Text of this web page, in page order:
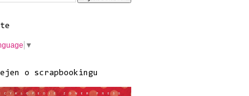
▼
o scrapbookingu